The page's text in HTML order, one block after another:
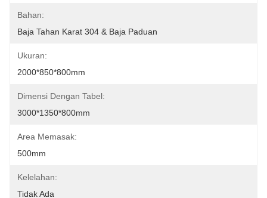
Bahan:
Baja Tahan Karat 304 & Baja Paduan
Ukuran:
2000*850*800mm
Dimensi Dengan Tabel:
3000*1350*800mm
Area Memasak:
500mm
Kelelahan:
Tidak Ada